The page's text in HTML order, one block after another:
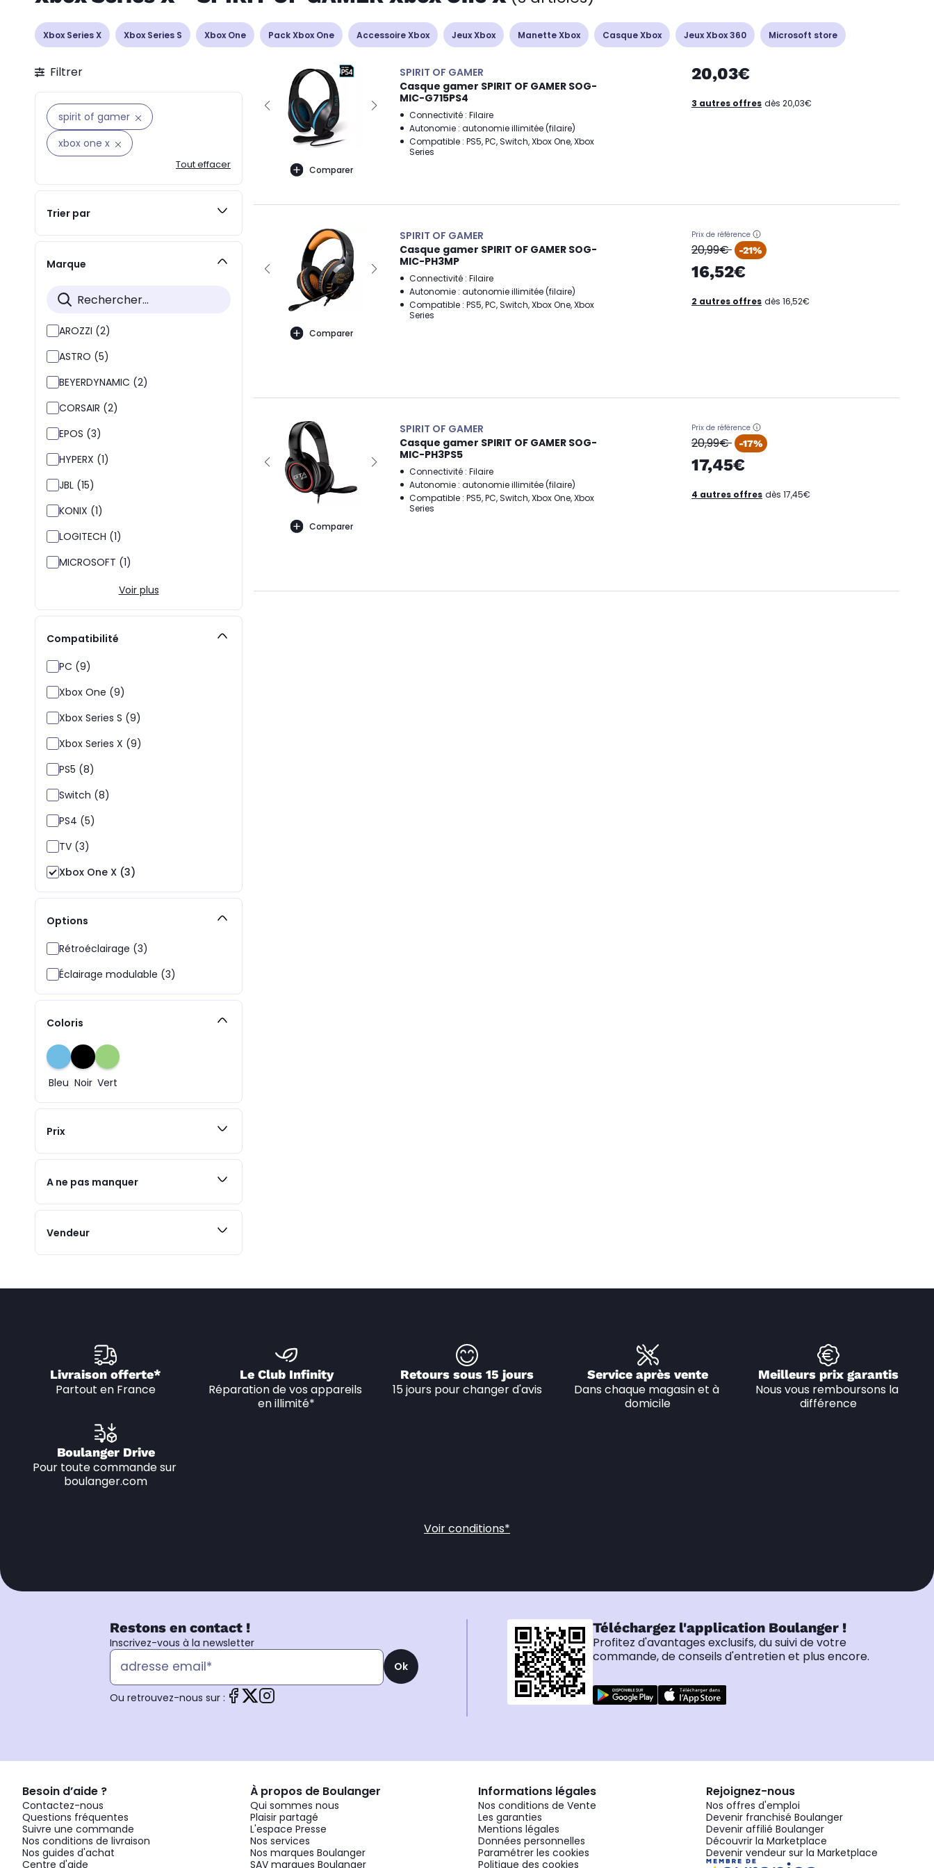
Xbox Series X Xbox Series S Xbox One Pack Xbox One Accessoire Xbox Jeux Xbox Manette Xbox Casque Xbox Jeux Xbox 360 Microsoft store
Filtrer
spirit of gamer
xbox one x
Tout effacer
Trier par
Marque
AROZZI (2)
ASTRO (5)
BEYERDYNAMIC (2)
CORSAIR (2)
EPOS (3)
HYPERX (1)
JBL (15)
KONIX (1)
LOGITECH (1)
MICROSOFT (1)
Voir plus
Compatibilité
PC (9)
Xbox One (9)
Xbox Series S (9)
Xbox Series X (9)
PS5 (8)
Switch (8)
PS4 (5)
TV (3)
Xbox One X (3)
Options
Rétroéclairage (3)
Éclairage modulable (3)
Coloris
Bleu Noir Vert
Prix
A ne pas manquer
Vendeur
Comparer
SPIRIT OF GAMER
Casque gamer SPIRIT OF GAMER SOG-
MIC-G715PS4
Connectivité : Filaire
Autonomie : autonomie illimitée (filaire)
Compatible : PS5, PC, Switch, Xbox One, Xbox
Series
20,03€
3 autres offres dès 20,03€
Comparer
SPIRIT OF GAMER
Casque gamer SPIRIT OF GAMER SOG-
MIC-PH3MP
Connectivité : Filaire
Autonomie : autonomie illimitée (filaire)
Compatible : PS5, PC, Switch, Xbox One, Xbox
Series
Prix de référence
oldPrice
20,99€ -21%
16,52€
2 autres offres dès 16,52€
Comparer
SPIRIT OF GAMER
Casque gamer SPIRIT OF GAMER SOG-
MIC-PH3PS5
Connectivité : Filaire
Autonomie : autonomie illimitée (filaire)
Compatible : PS5, PC, Switch, Xbox One, Xbox
Series
Prix de référence
oldPrice
20,99€ -17%
17,45€
4 autres offres dès 17,45€
Livraison offerte*
Partout en France
Le Club Infinity
Réparation de vos appareils
en illimité*
Retours sous 15 jours
15 jours pour changer d'avis
Service après vente
Dans chaque magasin et à
domicile
Meilleurs prix garantis
Nous vous remboursons la
différence
Boulanger Drive
Pour toute commande sur
boulanger.com
Voir conditions*
Restons en contact !
Inscrivez-vous à la newsletter
Ok
Ou retrouvez-nous sur :
Téléchargez l'application Boulanger !
Profitez d'avantages exclusifs, du suivi de votre
commande, de conseils d'entretien et plus encore.
Besoin d’aide ?
Contactez-nous
Questions fréquentes
Suivre une commande
Nos conditions de livraison
Nos guides d'achat
Centre d'aide
À propos de Boulanger
Qui sommes nous
Plaisir partagé
L'espace Presse
Nos services
Nos marques Boulanger
SAV marques Boulanger
Informations légales
Nos conditions de Vente
Les garanties
Mentions légales
Données personnelles
Paramétrer les cookies
Politique des cookies
Rejoignez-nous
Nos offres d'emploi
Devenir franchisé Boulanger
Devenir affilié Boulanger
Découvrir la Marketplace
Devenir vendeur sur la Marketplace